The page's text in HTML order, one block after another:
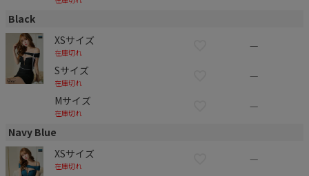
Black
XSサイズ
在庫切れ
—
Sサイズ
在庫切れ
—
Mサイズ
在庫切れ
—
Navy Blue
XSサイズ
在庫切れ
—